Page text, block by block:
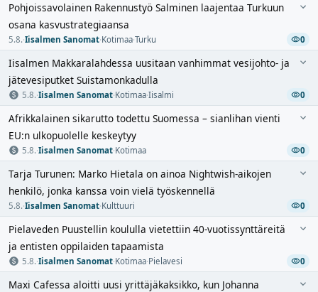
Pohjoissavolainen Rakennustyö Salminen laajentaa Turkuun
osana kasvustrategiaansa
5.8.·Iisalmen Sanomat·Kotimaa·Turku 0
Iisalmen Makkaralahdessa uusitaan vanhimmat vesijohto- ja
jätevesiputket Suistamonkadulla
5.8.·Iisalmen Sanomat·Kotimaa·Iisalmi 0
Afrikkalainen sikarutto todettu Suomessa – sianlihan vienti
EU:n ulkopuolelle keskeytyy
5.8.·Iisalmen Sanomat·Kotimaa 0
Tarja Turunen: Marko Hietala on ainoa Nightwish-aikojen
henkilö, jonka kanssa voin vielä työskennellä
5.8.·Iisalmen Sanomat·Kulttuuri 0
Pielaveden Puustellin koululla vietettiin 40-vuotissynttäreitä
ja entisten oppilaiden tapaamista
5.8.·Iisalmen Sanomat·Kotimaa·Pielavesi 0
Maxi Cafessa aloitti uusi yrittäjäkaksikko, kun Johanna